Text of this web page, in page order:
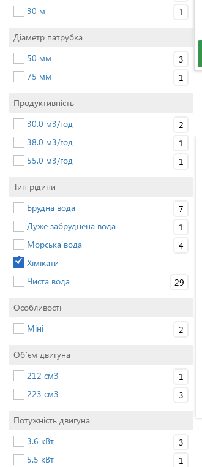
30 м
1
Діаметр патрубка
50 мм
3
75 мм
1
Продуктивність
30.0 м3/год
2
38.0 м3/год
1
55.0 м3/год
1
Тип рідини
Брудна вода
7
Дуже забруднена вода
1
Морська вода
4
Хімікати
Чиста вода
29
Особливості
Міні
2
Об`єм двигуна
212 см3
1
223 см3
3
Потужність двигуна
3.6 кВт
3
5.5 кВт
1
в
не має.
Мотопомпа бензинова Vulkan
Роман
першого використання.
поля, справилася гарно. Радий, що